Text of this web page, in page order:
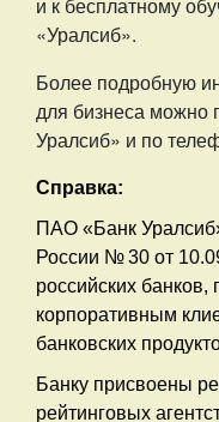
«Уралсиб».
Более подробную
для бизнеса можно
Уралсиб» и по
Справка:
ПАО «Банк
России № 30 от
российских
корпоративным
банковских
Банку присвоены
рейтинговых